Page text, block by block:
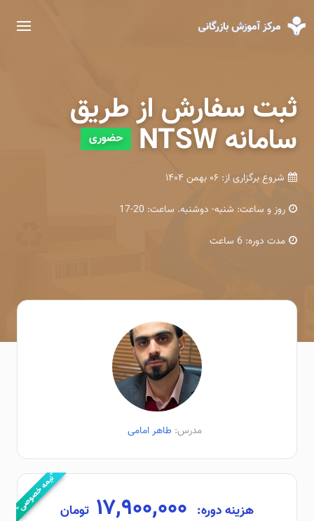
ثبت سفارش از طریق
سامانه NTSW حضوری
شروع برگزاری از: ۰۶ بهمن ۱۴۰۴
روز و ساعت: شنبه- دوشنبه. ساعت: 20-17
مدت دوره: 6 ساعت
مدرس: طاهر امامی
"نیمه خصوصی" هزینه دوره: تومان